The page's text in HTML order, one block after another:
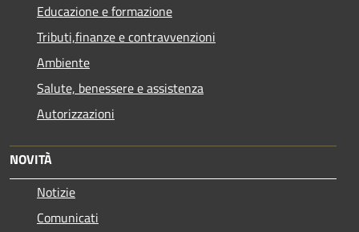
Educazione e formazione
Tributi,finanze e contravvenzioni
Ambiente
Salute, benessere e assistenza
Autorizzazioni
NOVITÀ
Notizie
Comunicati